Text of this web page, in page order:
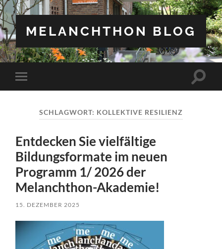
MELANCHTHON BLOG
Mobile-
Menü
SCHLAGWORT: KOLLEKTIVE RESILIENZ
Entdecken Sie vielfältige
Bildungsformate im neuen
Programm 1/ 2026 der
Melanchthon-Akademie!
15. DEZEMBER 2025